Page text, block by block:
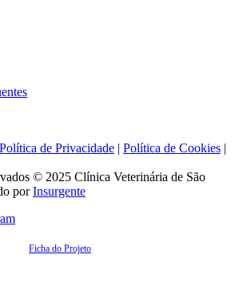
Política de Privacidade | Política de Cookies |
© 2025 Clínica Veterinária de São
porInsurgente
Ficha do Projeto